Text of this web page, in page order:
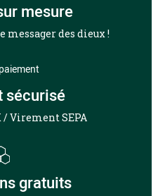
mesure
messager des dieux !
sécurisé
/ Virement SEPA
gratuits